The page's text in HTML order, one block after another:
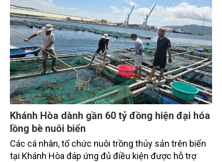
Khánh Hòa dành gần 60 tỷ đồng hiện đại hóa
lồng bè nuôi biển
Các cá nhân, tổ chức nuôi trồng thủy sản trên biển
tại Khánh Hòa đáp ứng đủ điều kiện được hỗ trợ